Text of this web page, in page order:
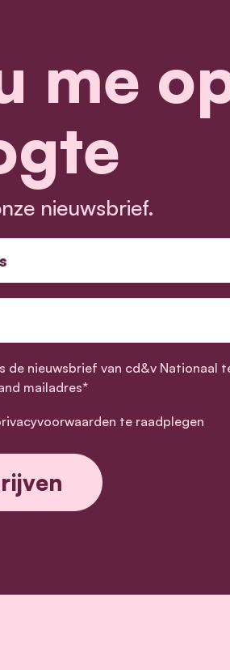
me
nieuwsbrief.
de nieuwsbrief van cd&v Nationaal
mailadres*
te raadplegen